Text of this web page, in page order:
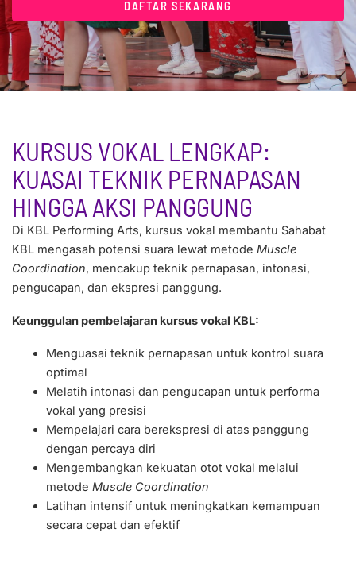
DAFTAR SEKARANG
KURSUS VOKAL LENGKAP:
KUASAI TEKNIK PERNAPASAN
HINGGA AKSI PANGGUNG
Di KBL Performing Arts, kursus vokal membantu Sahabat
KBL mengasah potensi suara lewat metode Muscle
Coordination, mencakup teknik pernapasan, intonasi,
pengucapan, dan ekspresi panggung.
Keunggulan pembelajaran kursus vokal KBL:
Menguasai teknik pernapasan untuk kontrol suara
optimal
Melatih intonasi dan pengucapan untuk performa
vokal yang presisi
Mempelajari cara berekspresi di atas panggung
dengan percaya diri
Mengembangkan kekuatan otot vokal melalui
metodeMuscle Coordination
Latihan intensif untuk meningkatkan kemampuan
secara cepat dan efektif